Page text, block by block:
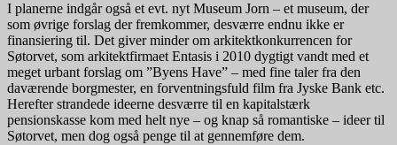
I planerne indgår også et evt. nyt Museum Jorn – et museum, der
som øvrige forslag der fremkommer, desværre endnu ikke er
finansiering til. Det giver minder om arkitektkonkurrencen for
Søtorvet, som arkitektfirmaet Entasis i 2010 dygtigt vandt med et
meget urbant forslag om ”Byens Have” – med fine taler fra den
daværende borgmester, en forventningsfuld film fra Jyske Bank etc.
Herefter strandede ideerne desværre til en kapitalstærk
pensionskasse kom med helt nye – og knap så romantiske – ideer til
Søtorvet, men dog også penge til at gennemføre dem.